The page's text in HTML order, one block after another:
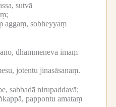
sutvā
aggaṃ, sobheyyaṃ
dhammeneva imaṃ
jotentu jinasāsanaṃ.
sabbadā nirupaddavā;
pappontu amataṃ